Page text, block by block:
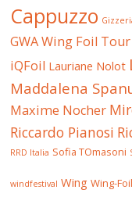
Cappuzzo
GWA Wing Foil Tour
iQFoil Lauriane Nolot
Maddalena
Maxime Nocher
Riccardo Pianosi
RRD Italia Sofia TOmasoni
windfestival Wing Wing-Foil